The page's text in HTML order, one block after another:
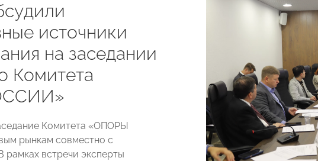
источники
на заседании
Комитета
Комитета «ОПОРЫ
рынкам совместно с
встречи эксперты